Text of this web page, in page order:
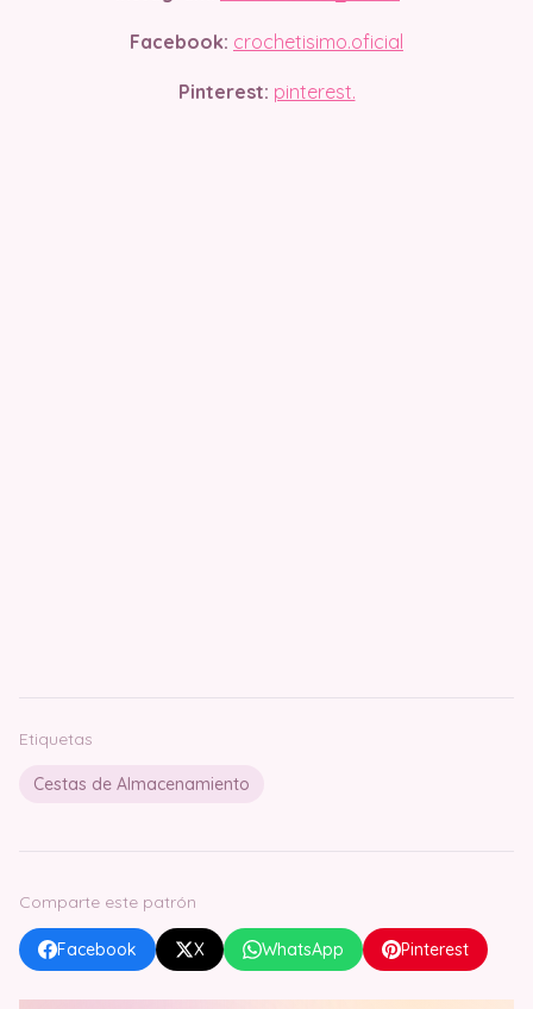
Facebook: crochetisimo.oficial
Pinterest: pinterest.
Etiquetas
Cestas de Almacenamiento
Comparte este patrón
Facebook X WhatsApp Pinterest